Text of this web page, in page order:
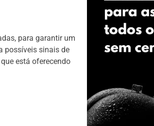
para garantir um
possíveis sinais de
está oferecendo